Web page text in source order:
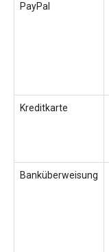
PayPal
Kreditkarte
Banküberweisung